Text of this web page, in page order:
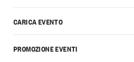
CARICA EVENTO
PROMOZIONE EVENTI